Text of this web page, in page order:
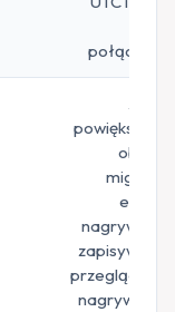
połączenia
zoom,
powiększanie
obrazu,
migawka
ekranu,
nagrywanie,
zapisywanie,
przeglądanie,
nagrywanie i